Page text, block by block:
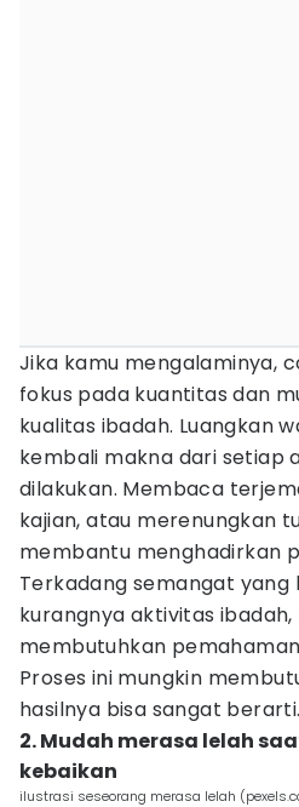
Jika kamu mengalaminya,
fokus pada kuantitas dan
kualitas ibadah. Luangkan
kembali makna dari setiap
dilakukan. Membaca
kajian, atau merenungkan
membantu menghadirkan
Terkadang semangat yang
kurangnya aktivitas
membutuhkan
Proses ini mungkin
hasilnya bisa sangat berarti.
2. Mudah merasa lelah
kebaikan
ilustrasi seseorang merasa lelah